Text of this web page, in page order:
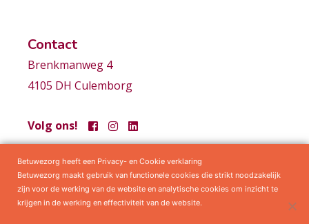
Contact
Brenkmanweg 4
4105 DH Culemborg
Volg ons!
Samenwerkingen Privacy statement Algemene voorwaarden
Betuwezorg heeft een Privacy- en Cookie verklaring
Betuwezorg maakt gebruik van functionele cookies die strikt noodzakelijk
zijn voor de werking van de website en analytische cookies om inzicht te
krijgen in de werking en effectiviteit van de website.